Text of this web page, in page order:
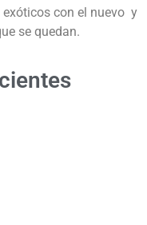
con el nuevo y
se quedan.